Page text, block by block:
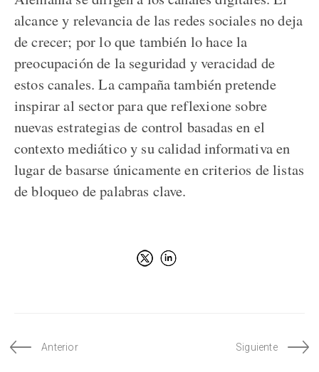
alcance y relevancia de las redes sociales no deja
de crecer; por lo que también lo hace la
preocupación de la seguridad y veracidad de
estos canales. La campaña también pretende
inspirar al sector para que reflexione sobre
nuevas estrategias de control basadas en el
contexto mediático y su calidad informativa en
lugar de basarse únicamente en criterios de listas
de bloqueo de palabras clave.
Anterior Siguiente